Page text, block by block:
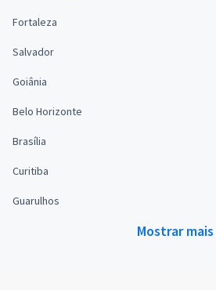
Fortaleza
Salvador
Goiânia
Belo Horizonte
Brasília
Curitiba
Guarulhos
Mostrar mais